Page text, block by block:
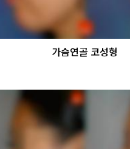
가슴연골 코성형